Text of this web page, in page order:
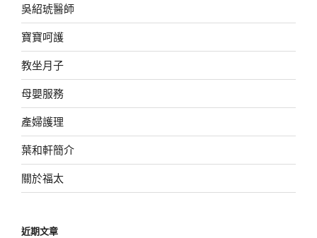
吳紹琥醫師
寶寶呵護
教坐月子
母嬰服務
產婦護理
葉和軒簡介
關於福太
近期文章